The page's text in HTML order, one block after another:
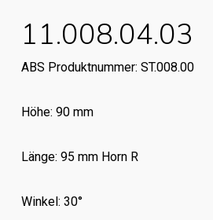
11.008.04.03
ABS Produktnummer: ST.008.00
Höhe: 90 mm
Länge: 95 mm Horn R
Winkel: 30°